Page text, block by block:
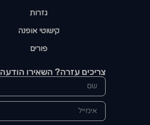
גזרות
קישוטי אופנה
פורים
צריכים עזרה? השאירו הודעה